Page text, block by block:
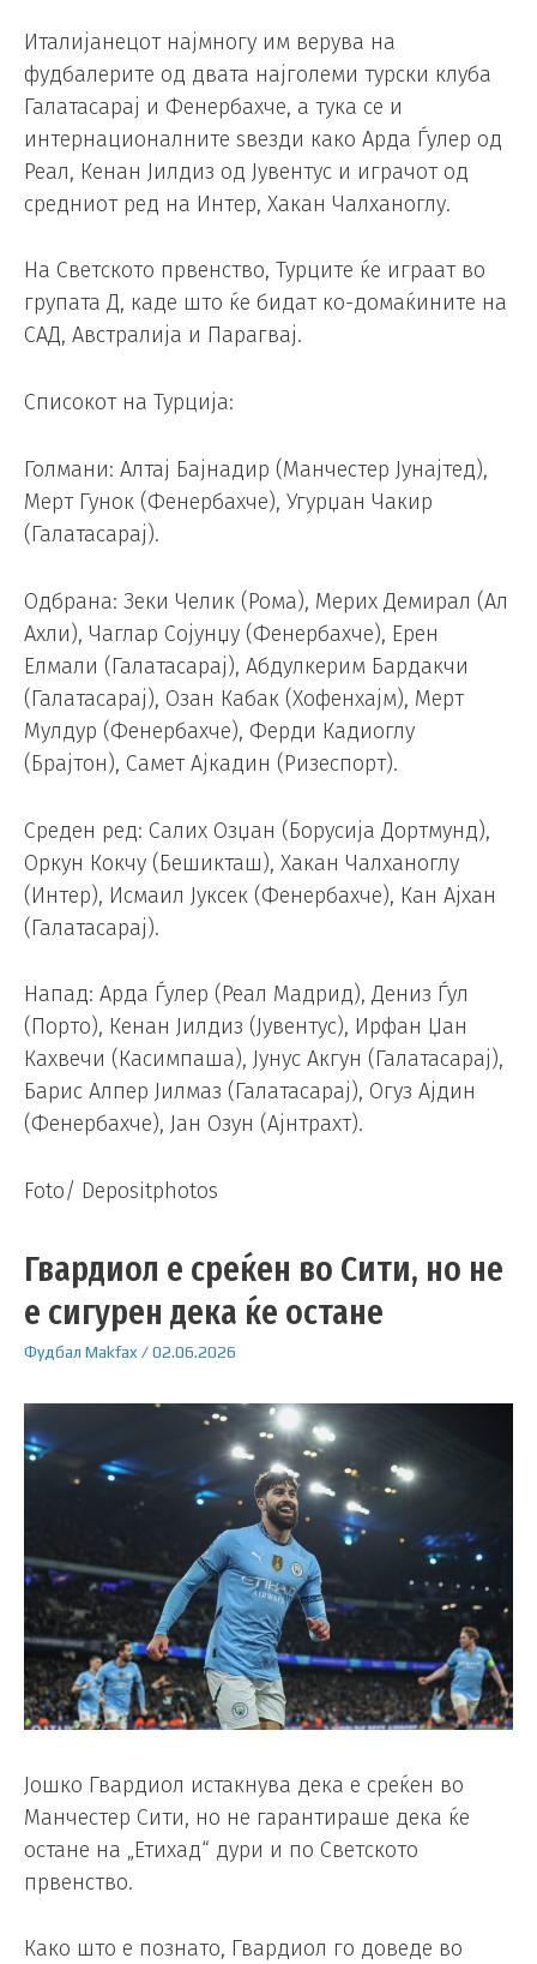
Италијанецот најмногу им верува на
фудбалерите од двата најголеми турски клуба
Галатасарај и Фенербахче, а тука се и
интернационалните ѕвезди како Арда Ѓулер од
Реал, Кенан Јилдиз од Јувентус и играчот од
средниот ред на Интер, Хакан Чалханоглу.
На Светското првенство, Турците ќе играат во
групата Д, каде што ќе бидат ко-домаќините на
САД, Австралија и Парагвај.
Списокот на Турција:
Голмани: Алтај Бајнадир (Манчестер Јунајтед),
Мерт Гунок (Фенербахче), Угурџан Чакир
(Галатасарај).
Одбрана: Зеки Челик (Рома), Мерих Демирал (Ал
Ахли), Чаглар Сојунџу (Фенербахче), Ерен
Елмали (Галатасарај), Абдулкерим Бардакчи
(Галатасарај), Озан Кабак (Хофенхајм), Мерт
Мулдур (Фенербахче), Ферди Кадиоглу
(Брајтон), Самет Ајкадин (Ризеспорт).
Среден ред: Салих Озџан (Борусија Дортмунд),
Оркун Кокчу (Бешикташ), Хакан Чалханоглу
(Интер), Исмаил Јуксек (Фенербахче), Кан Ајхан
(Галатасарај).
Напад: Арда Ѓулер (Реал Мадрид), Дениз Ѓул
(Порто), Кенан Јилдиз (Јувентус), Ирфан Џан
Кахвечи (Касимпаша), Јунус Акгун (Галатасарај),
Барис Алпер Јилмаз (Галатасарај), Огуз Ајдин
(Фенербахче), Јан Озун (Ајнтрахт).
Foto/ Depositphotos
Гвардиол е среќен во Сити, но не
е сигурен дека ќе остане
Фудбал Makfax /02.06.2026
Јошко Гвардиол истакнува дека е среќен во
Манчестер Сити, но не гарантираше дека ќе
остане на „Етихад“ дури и по Светското
првенство.
Како што е познато, Гвардиол го доведе во